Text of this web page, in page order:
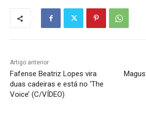
Artigo anterior
Fafense Beatriz Lopes vira
duas cadeiras e está no ‘The
Voice’ (C/VÍDEO)